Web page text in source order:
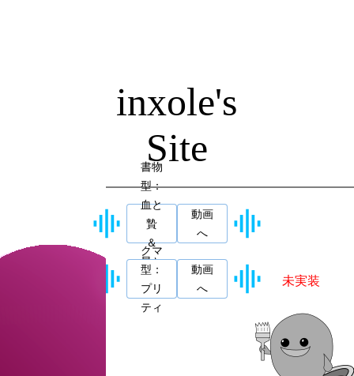
inxole's
Site
書物
型：
血と
贄
＆
星と
歌
動画
へ
クマ
型：
プリ
ティ
動画
へ
未実装